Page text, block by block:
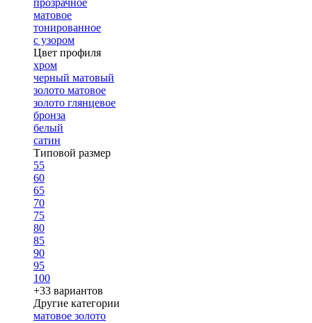
прозрачное
матовое
тонированное
с узором
Цвет профиля
хром
черный матовый
золото матовое
золото глянцевое
бронза
белый
сатин
Типовой размер
55
60
65
70
75
80
85
90
95
100
+33 вариантов
Другие категории
матовое золото